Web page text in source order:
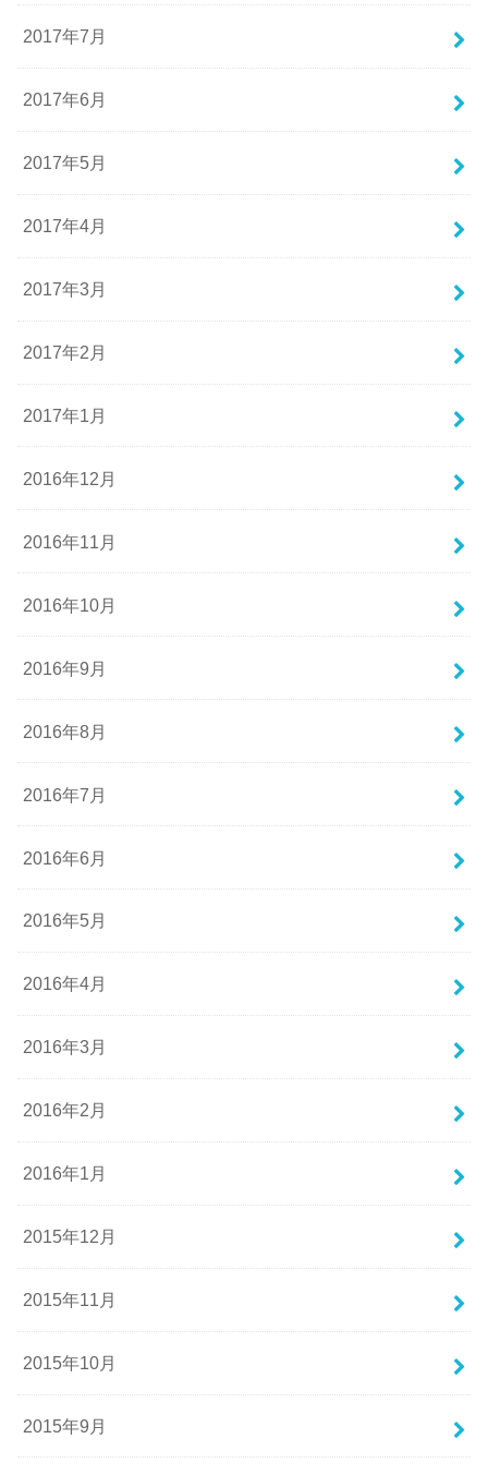
2017年7月
2017年6月
2017年5月
2017年4月
2017年3月
2017年2月
2017年1月
2016年12月
2016年11月
2016年10月
2016年9月
2016年8月
2016年7月
2016年6月
2016年5月
2016年4月
2016年3月
2016年2月
2016年1月
2015年12月
2015年11月
2015年10月
2015年9月